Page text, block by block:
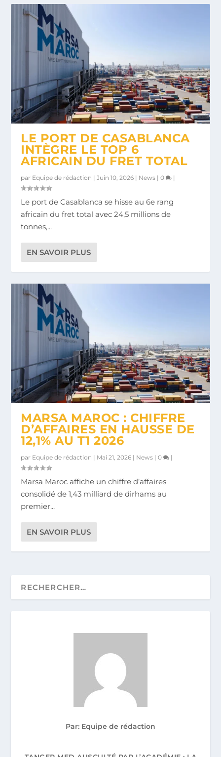
MARSA MAROC : CHIFFRE D’AFFAIRES EN
HAUSSE D...
LE PORT DE CASABLANCA
INTÈGRE LE TOP 6
AFRICAIN DU FRET TOTAL
par Equipe de rédaction |Juin 10, 2026 | News |0 |
Le port de Casablanca se hisse au 6e rang
africain du fret total avec 24,5 millions de
tonnes,...
EN SAVOIR PLUS
MARSA MAROC : CHIFFRE
D’AFFAIRES EN HAUSSE DE
12,1% AU T1 2026
par Equipe de rédaction | Mai 21, 2026 | News |0 |
Marsa Maroc affiche un chiffre d’affaires
consolidé de 1,43 milliard de dirhams au
premier...
EN SAVOIR PLUS
Par: Equipe de rédaction